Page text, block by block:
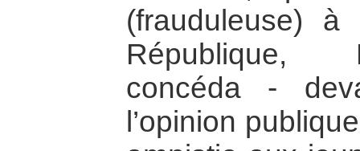
(frauduleuse)
République,
concéda -
l’opinion